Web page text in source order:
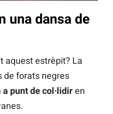
una dansa de
aquest estrèpit? La
de forats negres
a punt de col·lidiren